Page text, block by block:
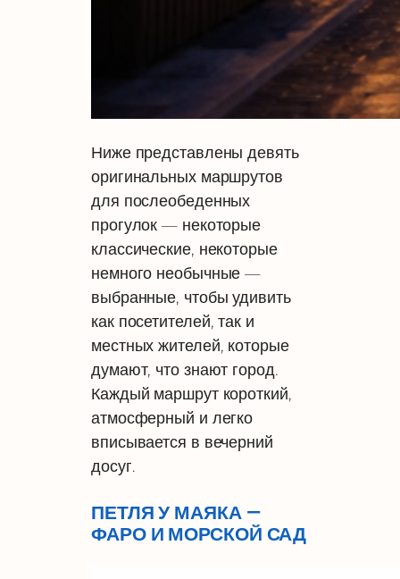
Ниже представлены девять
оригинальных маршрутов
для послеобеденных
прогулок — некоторые
классические, некоторые
немного необычные —
выбранные, чтобы удивить
как посетителей, так и
местных жителей, которые
думают, что знают город.
Каждый маршрут короткий,
атмосферный и легко
вписывается в вечерний
досуг.
ПЕТЛЯ У МАЯКА —
ФАРО И МОРСКОЙ САД